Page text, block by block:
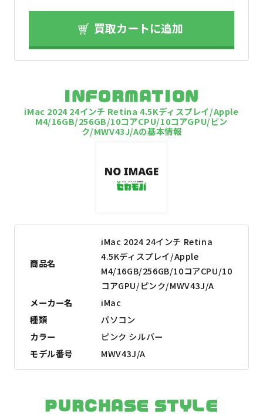
買取カートに追加
INFORMATION
iMac 2024 24インチ Retina 4.5Kディスプレイ/Apple
M4/16GB/256GB/10コアCPU/10コアGPU/ピン
ク/MWV43J/Aの基本情報
商品名
iMac 2024 24インチ Retina
4.5Kディスプレイ/Apple
M4/16GB/256GB/10コアCPU/10
コアGPU/ピンク/MWV43J/A
メーカー名
iMac
種類
パソコン
カラー
ピンク シルバー
モデル番号
MWV43J/A
PURCHASE STYLE